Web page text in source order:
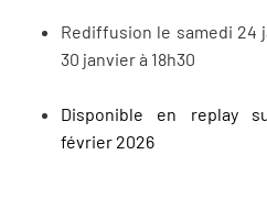
Rediffusion le samedi 24
30 janvier à 18h30
Disponible en replay
février 2026